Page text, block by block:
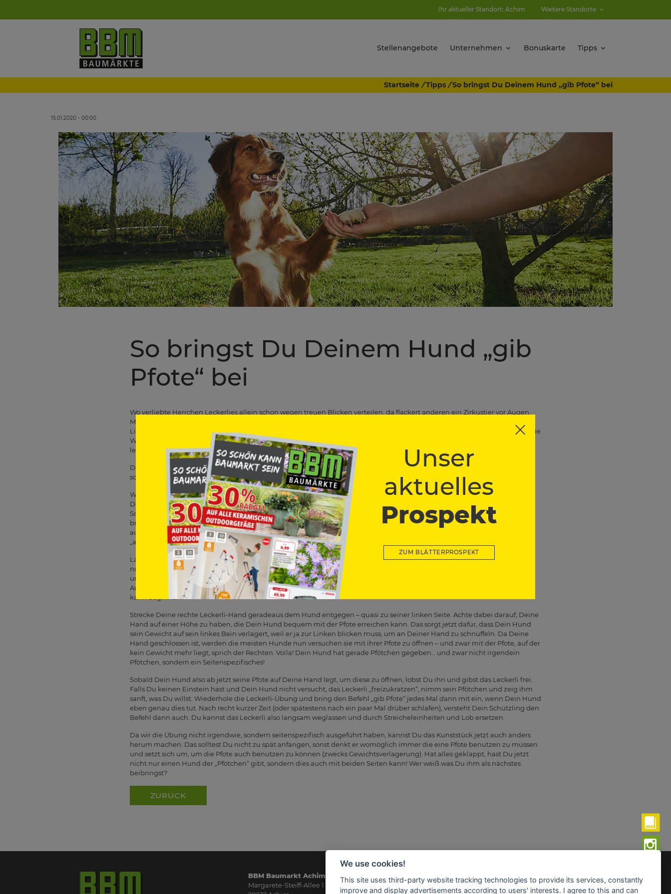
Unser
aktuelles
Prospekt
ZUM BLÄTTERPROSPEKT
Ihr aktueller Standort: Achim Weitere Standorte
Stellenangebote Unternehmen Bonuskarte Tipps
Startseite / Tipps / So bringst Du Deinem Hund „gib Pfote“ bei
15.01.2020 - 00:00
So bringst Du Deinem Hund „gib
Pfote“ bei
Wo verliebte Herrchen Leckerlies allein schon wegen treuen Blicken verteilen, da flackert anderen ein Zirkustier vor Augen.
Manege frei! Gut so! Dein bester Freund wird Dir das Gehirnjogging und die investierte Zeit mit Aufmerksamkeit und purer
Liebe danken! Jede Auseinandersetzung mit Deinem Flauschball ist ein Erlebnis, denn für ihn bedeutest Du buchstäblich die
Welt. Dabei ist jedes neu verstandene Kommando auch durchaus ein Mehrwert eurer kommunikativen Möglichkeiten. Ihr
lernt euch also besser verstehen.
Doch Butter bei die Fische. Ein guter Anfang, um in die Trickkiste zu greifen, ist der recht simple Befehl „gib Pfote“. Daran
sollte eigentlich niemand scheitern und wir erklären Dir heute, wie Du das am aller einfachsten bewerkstelligst!
Wie bei vielen anderen Lektionen, bedienen wir uns auch hier dem Leitfanden des positiven Feedbacks. Du willst etwas von
Deinem Hund, also gibst Du ihm auch etwas dafür. Recht simpel, oder? Es werden also Leckerlis benötigt, aber nein, Dein
Schnäuzchen bekommt keines, nur weil die Kulleraugen-Karte gespielt wird. Belohnungen gibt es nur für Leistung. Hunde
brauchen sehr klare Strukturen, sie wissen nämlich viel besser, als Du vielleicht glauben magst, wie sie ihre Vorteile
ausspielen. Wer der Rudelführer ist muss also immer klar sein. Untergrabe Dir nicht selbst Deine Autorität, das hat nichts mit
„aber ich mag ihn doch so“ zu tun.
Lass Deinen Besten vor Dir „Sitz“ machen und knie Dich zu ihm hinunter. Du sollten ihm dabei direkt gegenüber sein. Lege
nun ein Leckerli in Deine rechte Hand, schließe diese zur Faust und dreh Deine Hand dabei so, dass Dein Handrücken nach
unten zeigt (das ist wichtig für das Öffnen der Hand, nach der Lektion). Spätestens jetzt hast Du die uneingeschränkte
Aufmerksamkeit Deines Futterneiders. Falls dieser nun zu stürmisch sein sollte, lass ihn wieder „Sitz“ machen – die Magie
kann beginnen!
Strecke Deine rechte Leckerli-Hand geradeaus dem Hund entgegen – quasi zu seiner linken Seite. Achte dabei darauf, Deine
Hand auf einer Höhe zu haben, die Dein Hund bequem mit der Pfote erreichen kann. Das sorgt jetzt dafür, dass Dein Hund
sein Gewicht auf sein linkes Bein verlagert, weil er ja zur Linken blicken muss, um an Deiner Hand zu schnüffeln. Da Deine
Hand geschlossen ist, werden die meisten Hunde nun versuchen sie mit ihrer Pfote zu öffnen – und zwar mit der Pfote, auf der
kein Gewicht mehr liegt, sprich der Rechten. Voila! Dein Hund hat gerade Pfötchen gegeben… und zwar nicht irgendein
Pfötchen, sondern ein Seitenspezifisches!
Sobald Dein Hund also ab jetzt seine Pfote auf Deine Hand legt, um diese zu öffnen, lobst Du ihn und gibst das Leckerli frei.
Falls Du keinen Einstein hast und Dein Hund nicht versucht, das Leckerli „freizukratzen“, nimm sein Pfötchen und zeig ihm
sanft, was Du willst. Wiederhole die Leckerli-Übung und bring den Befehl „gib Pfote“ jedes Mal dann mit ein, wenn Dein Hund
eben genau dies tut. Nach recht kurzer Zeit (oder spätestens nach ein paar Mal drüber schlafen), versteht Dein Schützling den
Befehl dann auch. Du kannst das Leckerli also langsam weglassen und durch Streicheleinheiten und Lob ersetzen.
Da wir die Übung nicht irgendwie, sondern seitenspezifisch ausgeführt haben, kannst Du das Kunststück jetzt auch anders
herum machen. Das solltest Du nicht zu spät anfangen, sonst denkt er womöglich immer die eine Pfote benutzen zu müssen
und setzt sich um, um die Pfote auch benutzen zu können (zwecks Gewichtsverlagerung). Hat alles geklappt, hast Du jetzt
nicht nur einen Hund der „Pfötchen“ gibt, sondern dies auch mit beiden Seiten kann! Wer weiß was Du ihm als nächstes
beibringst?
ZURÜCK
BBM Baumarkt Achim
Margarete-Steiff-Allee 1
Öffnungszeiten:
Montag - Freitag:
We use cookies!
This site uses third-party website tracking technologies to provide its services, constantly
improve and display advertisements according to users' interests. I agree to this and can